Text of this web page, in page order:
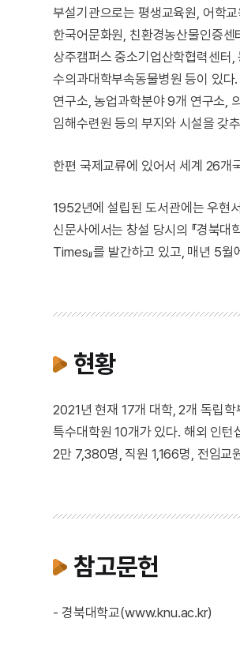
부설기관으로는 평생교육원, 어학
한국어문화원, 친환경농산물인증
상주캠퍼스 중소기업산학협력센터
수의과대학부속동물병원 등이 있
연구소, 농업과학분야 9개 연구소,
임해수련원 등의 부지와 시설을 갖
한편 국제교류에 있어서 세계 26개
1952년에 설립된 도서관에는 우현
신문사에서는 창설 당시의 『경북
Times』를 발간하고 있고, 매년 5월
현황
2021년 현재 17개 대학, 2개 독립
특수대학원 10개가 있다. 해외 인
2만 7,380명, 직원 1,166명, 전임교
참고문헌
- 경북대학교(www.knu.ac.kr)